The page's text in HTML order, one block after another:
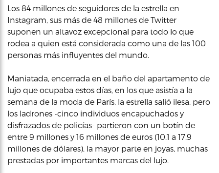
Los 84 millones de seguidores de la estrella en
Instagram, sus más de 48 millones de Twitter
suponen un altavoz excepcional para todo lo que
rodea a quien está considerada como una de las 100
personas más influyentes del mundo.
Maniatada, encerrada en el baño del apartamento de
lujo que ocupaba estos días, en los que asistía a la
semana de la moda de París, la estrella salió ilesa, pero
los ladrones -cinco individuos encapuchados y
disfrazados de policías- partieron con un botín de
entre 9 millones y 16 millones de euros (10.1 a 17.9
millones de dólares), la mayor parte en joyas, muchas
prestadas por importantes marcas del lujo.